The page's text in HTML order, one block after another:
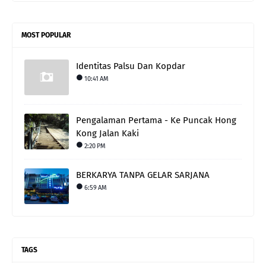
MOST POPULAR
Identitas Palsu Dan Kopdar
10:41 AM
Pengalaman Pertama - Ke Puncak Hong
Kong Jalan Kaki
2:20 PM
BERKARYA TANPA GELAR SARJANA
6:59 AM
TAGS